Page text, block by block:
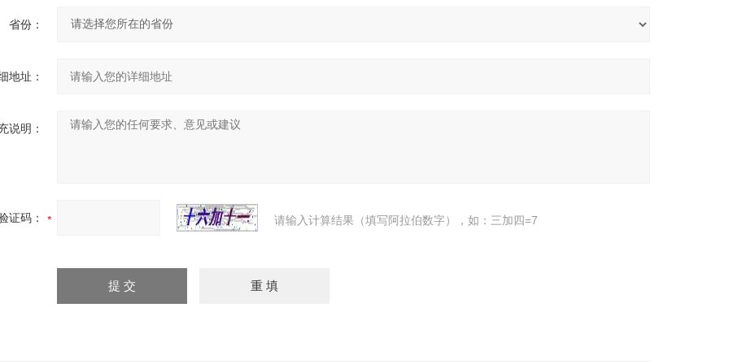
省份：
地址：
说明：
证码： 请输入计算结果（填写阿拉伯数字），如：三加四=7